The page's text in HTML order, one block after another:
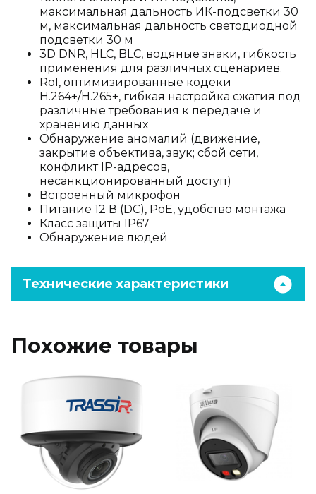
максимальная дальность ИК-подсветки 30
м, максимальная дальность светодиодной
подсветки 30 м
3D DNR, HLC, BLC, водяные знаки, гибкость
применения для различных сценариев.
RoI, оптимизированные кодеки
H.264+/H.265+, гибкая настройка сжатия под
различные требования к передаче и
хранению данных
Обнаружение аномалий (движение,
закрытие объектива, звук; сбой сети,
конфликт IP-адресов,
несанкционированный доступ)
Встроенный микрофон
Питание 12 В (DC), PoE, удобство монтажа
Класс защиты IP67
Обнаружение людей
Технические характеристики
Похожие товары